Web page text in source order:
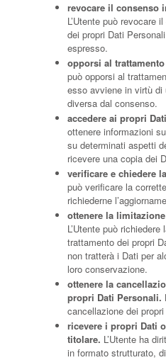
revocare il consenso
L’Utente può revocare
dei propri Dati
espresso.
opporsi al
può opporsi al
esso avviene in virtù di
diversa dal consenso.
accedere ai propri
ottenere informazioni
su determinati aspetti
ricevere una copia dei
verificare e chiedere
può verificare la
richiederne
ottenere la
L’Utente può
trattamento dei propri
non tratterà i Dati per
loro conservazione.
ottenere la
propri Dati Personali.
cancellazione dei
ricevere i propri Dati
titolare. L’Utente ha
in formato strutturato,